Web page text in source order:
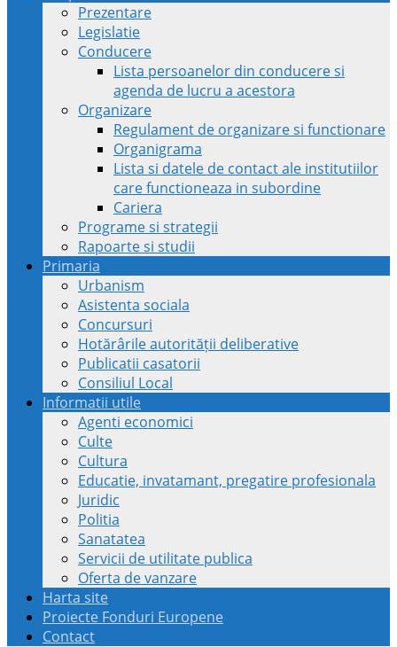
Prezentare
Legislatie
Conducere
Lista persoanelor din conducere si
agenda de lucru a acestora
Organizare
Regulament de organizare si functionare
Organigrama
Lista si datele de contact ale institutiilor
care functioneaza in subordine
Cariera
Programe si strategii
Rapoarte si studii
Primaria
Urbanism
Asistenta sociala
Concursuri
Hotărârile autorității deliberative
Publicatii casatorii
Consiliul Local
Informatii utile
Agenti economici
Culte
Cultura
Educatie, invatamant, pregatire profesionala
Juridic
Politia
Sanatatea
Servicii de utilitate publica
Oferta de vanzare
Harta site
Proiecte Fonduri Europene
Contact